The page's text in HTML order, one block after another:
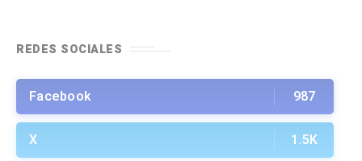
REDES SOCIALES
Facebook 987
X 1.5K